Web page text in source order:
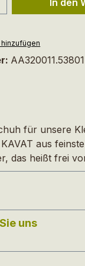
AA320011.53801
für unsere
aus
das heißt frei
uns